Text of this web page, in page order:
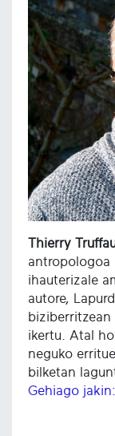
Thierry
antropologoa
ihauterizale
autore,
ikertu. Atal
neguko
bilketan
Gehiago